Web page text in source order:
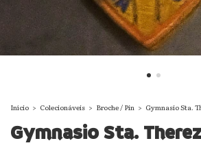
Início > Colecionáveis > Broche / Pin > Gymnasio Sta.
Gymnasio Sta.